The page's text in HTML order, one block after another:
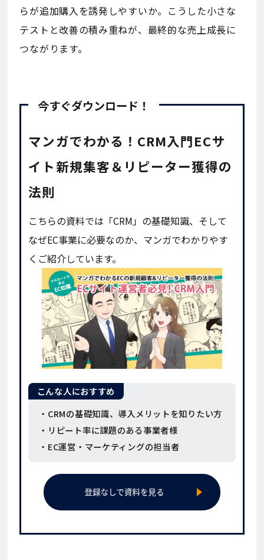
らが追加購入を誘発しやすいか。こうした小さな
テストと改善の積み重ねが、最終的な売上成長に
つながります。
今すぐダウンロード！
マンガでわかる！CRM入門ECサ
イト新規集客＆リピーター獲得の
法則
こちらの資料では「CRM」の基礎知識、そして
なぜEC事業に必要なのか、マンガでわかりやす
くご紹介しています。
こんな人におすすめ
・CRMの基礎知識、導入メリットを知りたい方
・リピート率に課題のある事業者様
・EC運営・マーケティングの担当者